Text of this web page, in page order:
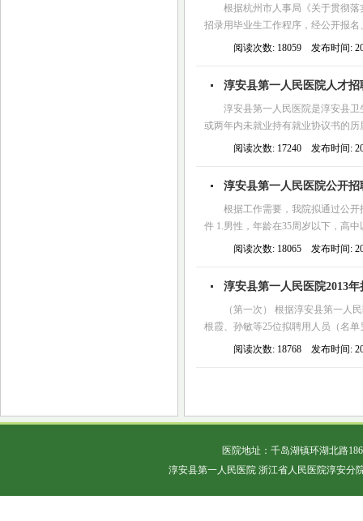
根据杭州市人事局《关于贯彻
招录用毕业生工作程序，经公开报
阅读次数: 18059 发布时间:
淳安县第一人民医院人才招
淳安县第一人民医院是淳安县
或两年内未就业持有就业协议书的
阅读次数: 17240 发布时间:
淳安县第一人民医院公开招
根据工作需要，我院拟通过公
件 1.男性，年龄在35周岁以下，高
阅读次数: 18065 发布时间:
淳安县第一人民医院2013
（第一次） 根据淳安县第一人
根霞、孙敏等25位拟聘用人员（名
阅读次数: 18768 发布时间:
医院地址：千岛湖镇环湖北路
淳安县第一人民医院 浙江省人民医院淳安分